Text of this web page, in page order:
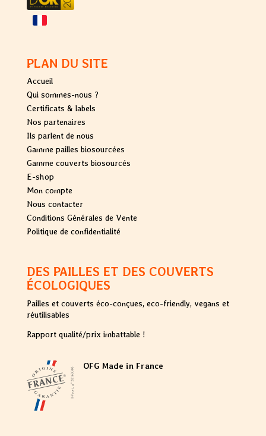
PLAN DU SITE
Accueil
Qui sommes-nous ?
Certificats & labels
Nos partenaires
Ils parlent de nous
Gamme pailles biosourcées
Gamme couverts biosourcés
E-shop
Mon compte
Nous contacter
Conditions Générales de Vente
Politique de confidentialité
DES PAILLES ET DES COUVERTS
ÉCOLOGIQUES
Pailles et couverts éco-conçues, eco-friendly, vegans et
réutilisables
Rapport qualité/prix imbattable !
OFG Made in France